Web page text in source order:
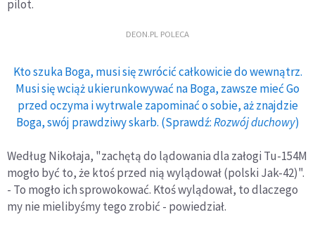
pilot.
DEON.PL POLECA
Kto szuka Boga, musi się zwrócić całkowicie do wewnątrz.
Musi się wciąż ukierunkowywać na Boga, zawsze mieć Go
przed oczyma i wytrwale zapominać o sobie, aż znajdzie
Boga, swój prawdziwy skarb. (Sprawdź:Rozwój duchowy)
Według Nikołaja, "zachętą do lądowania dla załogi Tu-154M
mogło być to, że ktoś przed nią wylądował (polski Jak-42)".
- To mogło ich sprowokować. Ktoś wylądował, to dlaczego
my nie mielibyśmy tego zrobić - powiedział.